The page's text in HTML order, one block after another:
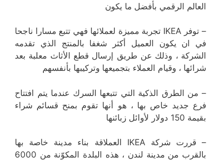
العالم الرقمي بأفضل ما يكون
– توفر IKEA تجربة مميزة لعملائها فهي تتبع مسارا ناجحا
في ان يكون العميل أكثر شغفا بالمنتج الذي تقدمه
الشركة ، وذلك عن طريق إرسال قطع الأثاث معلبة بعد
شرائها ، وقيام العملاء بتجميعها وتركيبها بأنفسهم
– من الطرق الذكية التي تتبعها السرك عندما يتم افتتاح
فرع جديد خاص بها ، هو أنها تقوم بمنح قسائم شراء
بقيمة 150 دولار لأوائل زبائنها
– قررت شركة IKEA العملاقة بناء مدينة خاصة بها
بالقرب من مدينة لندن ، هذه البلدة المكوّنة من 6000